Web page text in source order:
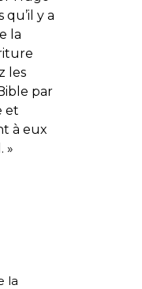
y a
la
les
par
et
à eux
»
la